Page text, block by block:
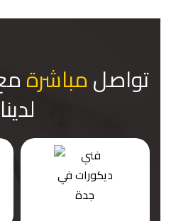
تواصلمباشرة
لدينا